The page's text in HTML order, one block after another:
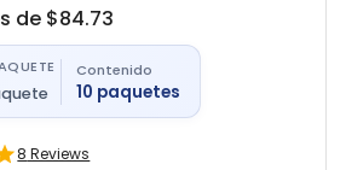
de $84.73
Contenido
10 paquetes
8 Reviews